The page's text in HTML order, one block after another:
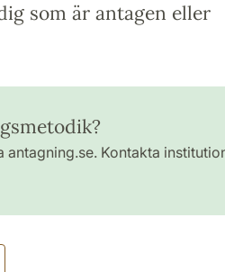
som är antagen eller
antagning.se. Kontakta